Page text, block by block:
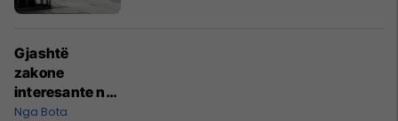
Gjashtë
zakone
interesante në
botë, për
Nga Bota